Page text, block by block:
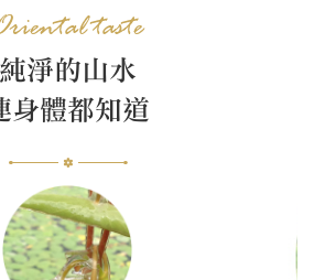
taste
純淨的山水
身體都知道